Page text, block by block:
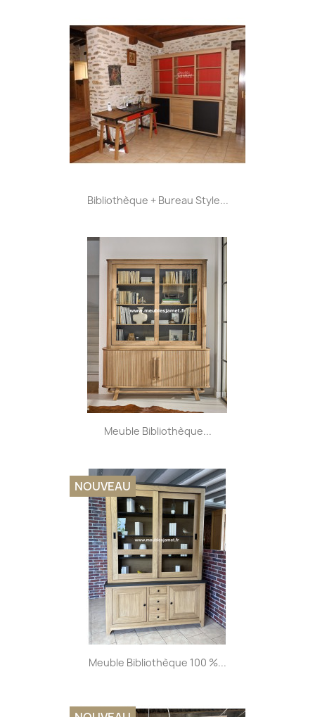
Bibliothèque + Bureau Style...
Meuble Bibliothèque...
Meuble Bibliothèque 100 %...
NOUVEAU